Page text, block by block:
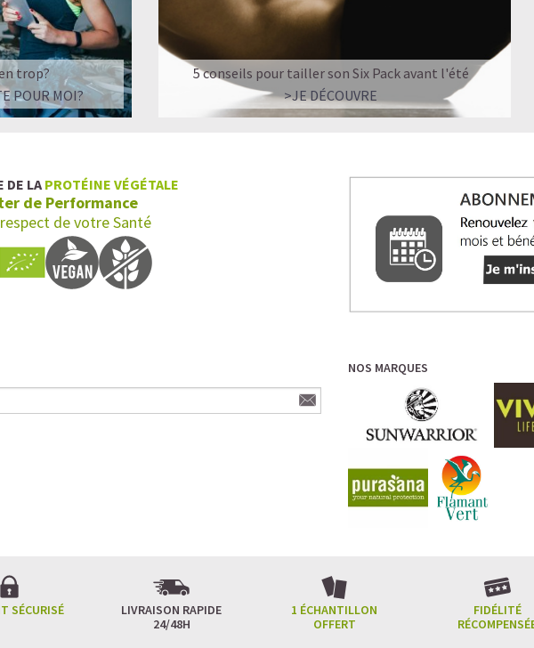
trop?
POUR MOI?
5 conseils pour tailler son Six Pack avant l'été
>JE DÉCOUVRE
DE LA PROTÉINE VÉGÉTALE
de Performance
de votre Santé
NOS MARQUES
SÉCURISÉ
LIVRAISON RAPIDE
24/48H
1 ÉCHANTILLON
OFFERT
FIDÉLITÉ